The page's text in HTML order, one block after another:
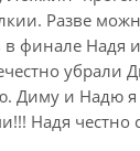
Разве
в финале Надя
убрали
Диму и Надю я
Надя честно